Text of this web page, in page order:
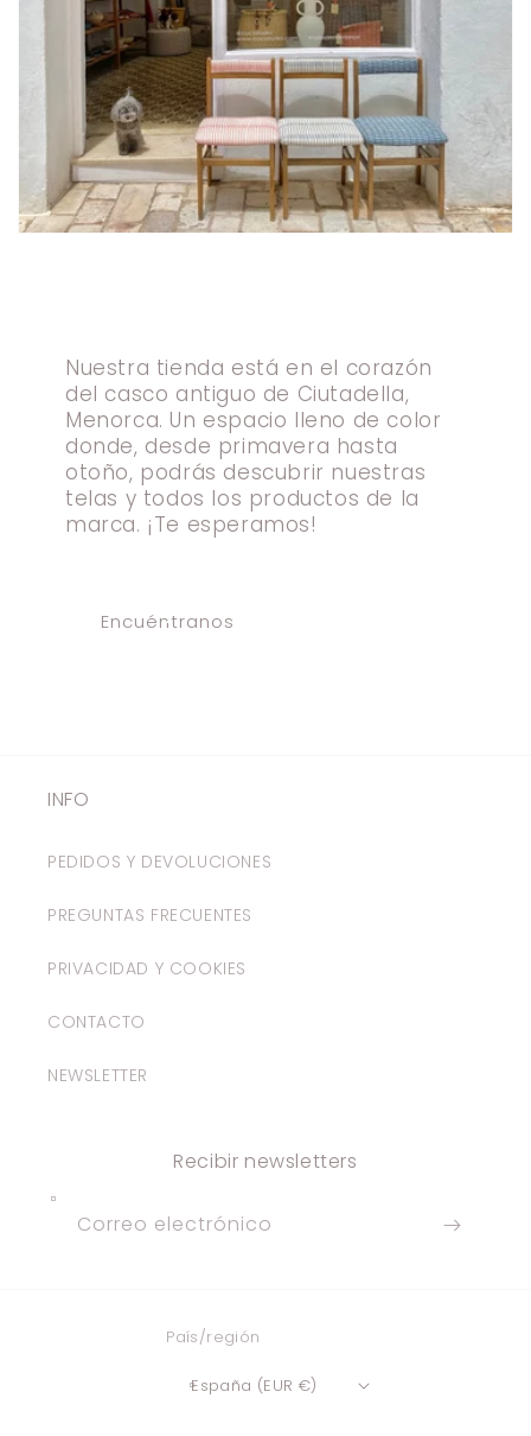
Nuestra tienda está en el corazón
del casco antiguo de Ciutadella,
Menorca. Un espacio lleno de color
donde, desde primavera hasta
otoño, podrás descubrir nuestras
telas y todos los productos de la
marca. ¡Te esperamos!
Encuéntranos
INFO
PEDIDOS Y DEVOLUCIONES
PREGUNTAS FRECUENTES
PRIVACIDAD Y COOKIES
CONTACTO
NEWSLETTER
Recibir newsletters
Correo electrónico
País/región
España (EUR €)